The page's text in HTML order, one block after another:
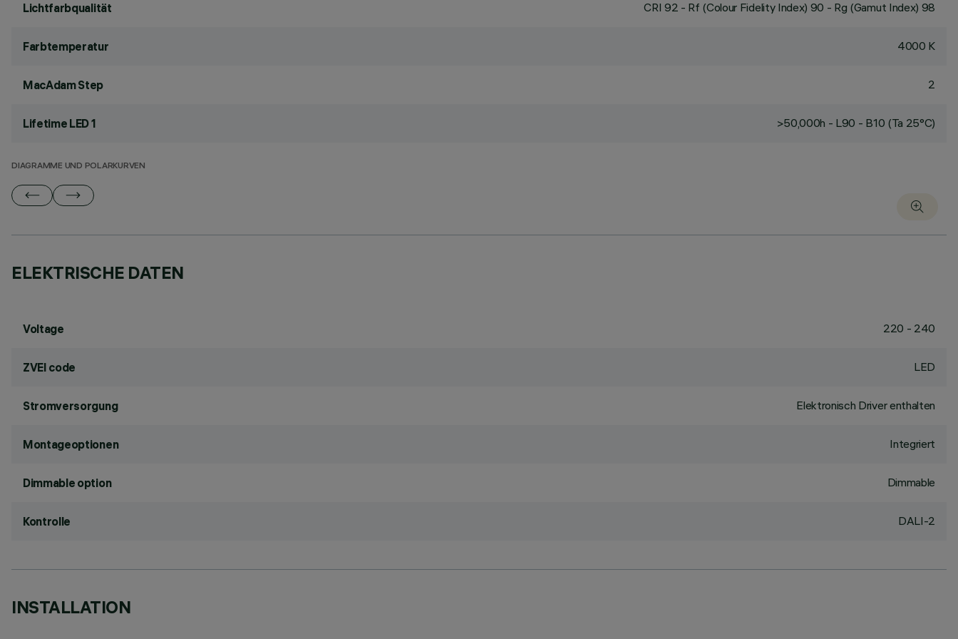
Lichtfarbqualität CRI 92 - Rf (Colour Fidelity Index) 90 - Rg (Gamut Index) 98
Farbtemperatur 4000 K
MacAdam Step 2
Lifetime LED 1 >50,000h - L90 - B10 (Ta 25°C)
DIAGRAMME UND POLARKURVEN
ELEKTRISCHE DATEN
Voltage 220 - 240
ZVEI code LED
Stromversorgung Elektronisch Driver enthalten
Montageoptionen Integriert
Dimmable option Dimmable
Kontrolle DALI-2
INSTALLATION